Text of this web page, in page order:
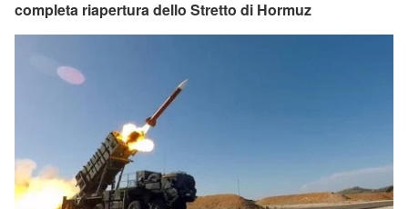
completa riapertura dello Stretto di Hormuz